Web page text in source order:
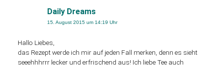
Daily Dreams
15. August 2015 um 14:19 Uhr
Hallo Liebes,
das Rezept werde ich mir auf jeden Fall merken, denn es sieht
seeehhhrrr lecker und erfrischend aus! Ich liebe Tee auch